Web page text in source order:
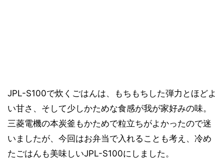
JPL-S100で炊くごはんは、もちもちした弾力とほどよ
い甘さ、そして少しかためな食感が我が家好みの味。
三菱電機の本炭釜もかためで粒立ちがよかったので迷
いましたが、今回はお弁当で入れることも考え、冷め
たごはんも美味しいJPL-S100にしました。